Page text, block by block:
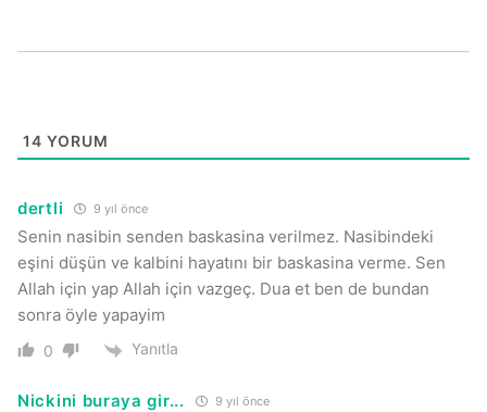
14 YORUM
dertli 9 yıl önce
Senin nasibin senden baskasina verilmez. Nasibindeki
eşini düşün ve kalbini hayatını bir baskasina verme. Sen
Allah için yap Allah için vazgeç. Dua et ben de bundan
sonra öyle yapayim
0 Yanıtla
Nickini buraya gir... 9 yıl önce